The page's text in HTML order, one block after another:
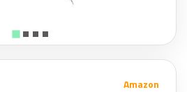
Amazon